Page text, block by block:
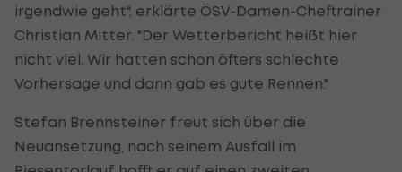
irgendwie geht", erklärte ÖSV-Damen-Cheftrainer
Christian Mitter. "Der Wetterbericht heißt hier
nicht viel. Wir hatten schon öfters schlechte
Vorhersage und dann gab es gute Rennen."
Stefan Brennsteiner freut sich über die
Neuansetzung, nach seinem Ausfall im